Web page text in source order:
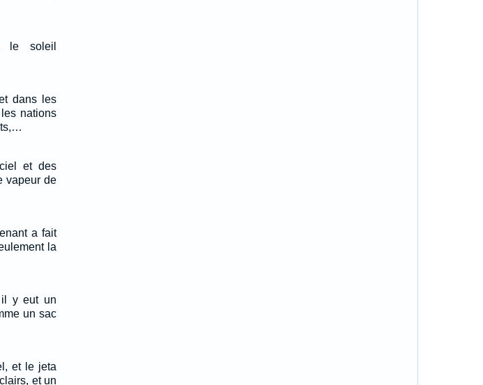
le soleil
dans les
nations
et des
vapeur de
a fait
la
il y eut un
un sac
et le jeta
et un